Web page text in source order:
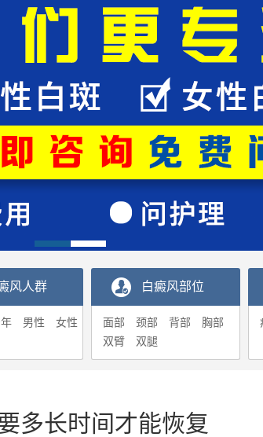
风人群
男性
女性
白癜风部位
面部 颈部 背部
胸部
双臂
双腿
多长时间才能恢复